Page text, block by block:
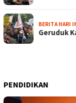
BERITA HARI
Geruduk
PENDIDIKAN